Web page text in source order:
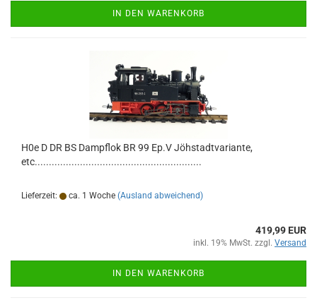
IN DEN WARENKORB
H0e D DR BS Dampflok BR 99 Ep.V Jöhstadtvariante,
etc...........................................................
Lieferzeit: ca. 1 Woche (Ausland abweichend)
419,99 EUR
inkl. 19% MwSt. zzgl. Versand
IN DEN WARENKORB